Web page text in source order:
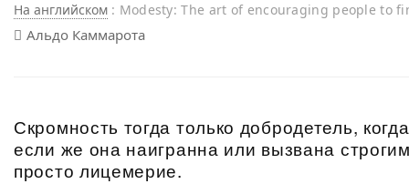
На английском : Modesty: The art of encouraging people to
wonderful you are.
Альдо Каммарота
Скромность тогда только добродетель,
если же она наигранна или вызвана
просто лицемерие.